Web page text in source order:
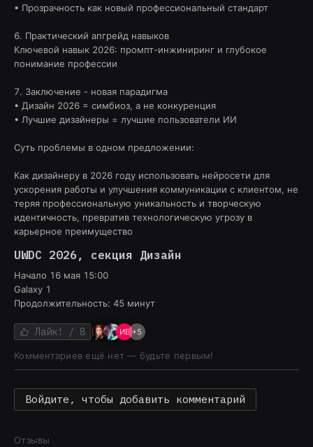
• Прозрачность как новый профессиональный стандарт
6. Практический апгрейд навыков
Ключевой навык 2026: промпт-инжиниринг и глубокое
понимание профессии
7. Заключение - новая парадигма
• Дизайн 2026 = симбиоз, а не конкуренция
• Лучшие дизайнеры = лучшие пользователи ИИ
Суть проблемы в одном предложении:
Как дизайнеру в 2026 году использовать нейросети для
ускорения работы и улучшения коммуникации с клиентом, не
теряя профессиональную уникальность и творческую
идентичность, превратив технологическую угрозу в
карьерное преимущество
UWDC 2026, секция Дизайн
Начало 16 мая 15:00
Galaxy 1
Продолжительность: 45 минут
Лайк! / 8 ИЕ +5
Комментариев ещё нет — будьте первым!
Войдите, чтобы добавить комментарий
Отзывы